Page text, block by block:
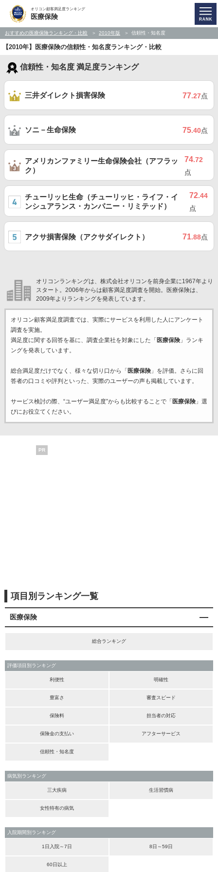
オリコン顧客満足度ランキング
医療保険
おすすめの医療保険ランキング・比較 2010年版 信頼性・知名度
【2010年】医療保険の信頼性・知名度ランキング・比較
信頼性・知名度 満足度ランキング
三井ダイレクト損害保険 77.27点
ソニ－生命保険 75.40点
アメリカンファミリー生命保険会社（アフラッ
ク）
74.72
点
チューリッヒ生命（チューリッヒ・ライフ・イ
ンシュアランス・カンパニー・リミテッド）
72.44
点
アクサ損害保険（アクサダイレクト） 71.88点
オリコンランキングは、株式会社オリコンを前身企業に1967年より
スタート。2006年からは顧客満足度調査を開始。医療保険は、
2009年よりランキングを発表しています。
オリコン顧客満足度調査では、実際にサービスを利用した 人にアンケート
調査を実施。
満足度に関する回答を基に、調査企業社を対象にした「 医療保険」ランキ
ングを発表しています。
総合満足度だけでなく、様々な切り口から「 医療保険」を評価。さらに回
答者の口コミや評判といった、実際のユーザーの声も掲載しています。
サービス検討の際、“ユーザー満足度”からも比較することで「 医療保険」選
びにお役立てください。
PR
項目別ランキング一覧
医療保険
総合ランキング
評価項目別ランキング
利便性 明確性
豊富さ 審査スピード
保険料 担当者の対応
保険金の支払い アフターサービス
信頼性・知名度
病気別ランキング
三大疾病 生活習慣病
女性特有の病気
入院期間別ランキング
1日入院～7日 8日～59日
60日以上